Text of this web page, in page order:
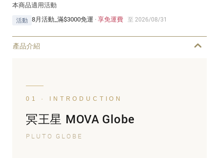
本商品適用活動
活動 8月活動_滿$3000免運 ·享免運費 至 2026/08/31
產品介紹
01 · INTRODUCTION
冥王星 MOVA Globe
PLUTO GLOBE